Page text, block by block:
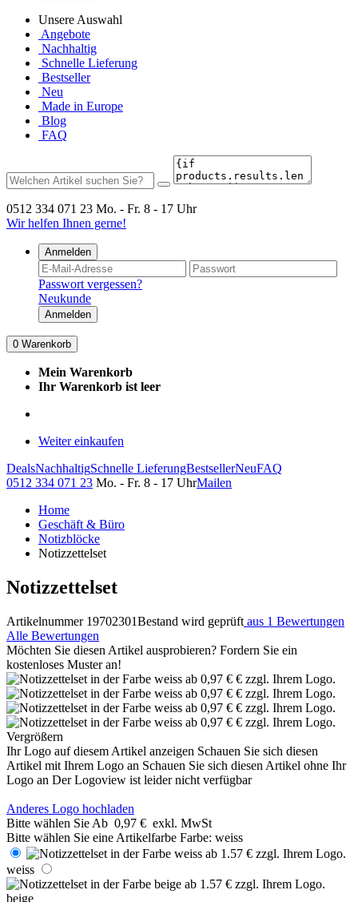
Unsere Auswahl
Angebote
Nachhaltig
Schnelle Lieferung
Bestseller
Neu
Made in Europe
Blog
FAQ
0512 334 071 23 Mo. - Fr. 8 - 17 Uhr
Wir helfen Ihnen gerne!
Anmelden
Passwort vergessen?
Neukunde
Anmelden
0 Warenkorb
Mein Warenkorb
Ihr Warenkorb ist leer
Weiter einkaufen
DealsNachhaltigSchnelle LieferungBestsellerNeuFAQ
0512 334 071 23 Mo. - Fr. 8 - 17 UhrMailen
Home
Geschäft & Büro
Notizblöcke
Notizzettelset
Notizzettelset
Artikelnummer 19702301Bestand wird geprüft aus 1 Bewertungen
Alle Bewertungen
Möchten Sie diesen Artikel ausprobieren? Fordern Sie ein
kostenloses Muster an!
Vergrößern
Ihr Logo auf diesem Artikel anzeigen Schauen Sie sich diesen
Artikel mit Ihrem Logo an Schauen Sie sich diesen Artikel ohne Ihr
Logo an Der Logoview ist leider nicht verfügbar
Anderes Logo hochladen
Bitte wählen Sie Ab 0,97 € exkl. MwSt
Bitte wählen Sie eine Artikelfarbe Farbe: weiss
weiss
beige